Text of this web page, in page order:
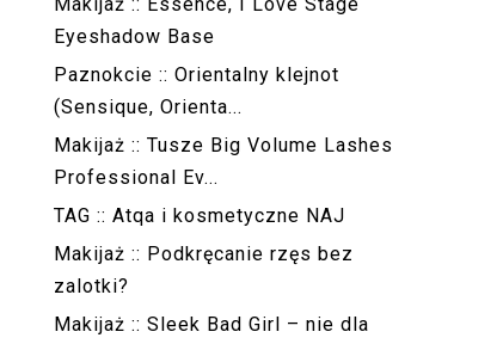
Eyeshadow Base
Paznokcie :: Orientalny klejnot
(Sensique, Orienta...
Makijaż :: Tusze Big Volume Lashes
Professional Ev...
TAG :: Atqa i kosmetyczne NAJ
Makijaż :: Podkręcanie rzęs bez
zalotki?
Makijaż :: Sleek Bad Girl – nie dla